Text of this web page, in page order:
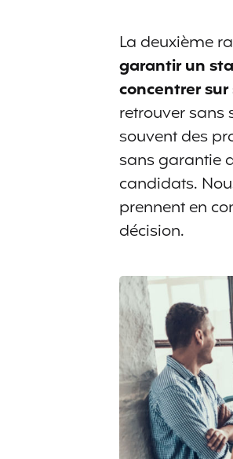
La deuxième
garantir un
concentrer
retrouver
souvent des
sans garantie
candidats.
prennent en
décision.